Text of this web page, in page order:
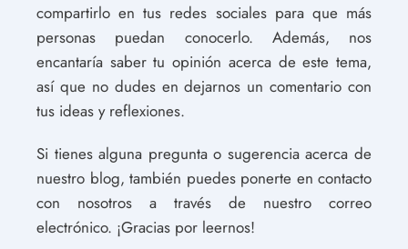
compartirlo en tus redes sociales para que más
personas puedan conocerlo. Además, nos
encantaría saber tu opinión acerca de este tema,
así que no dudes en dejarnos un comentario con
tus ideas y reflexiones.
Si tienes alguna pregunta o sugerencia acerca de
nuestro blog, también puedes ponerte en contacto
con nosotros a través de nuestro correo
electrónico. ¡Gracias por leernos!